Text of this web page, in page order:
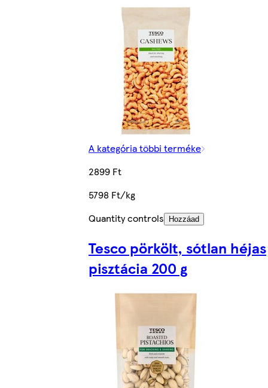
A kategória többi terméke
2899 Ft
5798 Ft/kg
Quantity controls
Hozzáad
Tesco pörkölt, sótlan héjas
pisztácia 200 g